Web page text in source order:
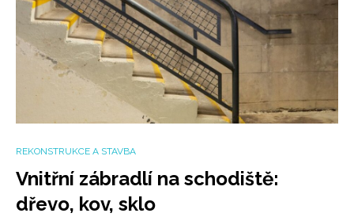
REKONSTRUKCE A STAVBA
Vnitřní zábradlí na schodiště:
dřevo, kov, sklo